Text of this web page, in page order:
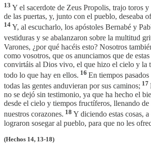
13 Y el sacerdote de Zeus Propolis, trajo toros
de las puertas, y, junto con el pueblo, deseaba
14 Y, al escucharlo, los apóstoles Bernabé y
vestiduras y se abalanzaron sobre la multitud
Varones, ¿por qué hacéis esto? Nosotros
como vosotros, que os anunciamos que de
convirtáis al Dios vivo, el que hizo el cielo y la
todo lo que hay en ellos. 16 En tiempos
todas las gentes anduvieran por sus caminos; 17
no se dejó sin testimonio, ya que ha hecho el
desde el cielo y tiempos fructíferos, llenando de
nuestros corazones. 18 Y diciendo estas cosas, a
lograron sosegar al pueblo, para que no les
(Hechos 14, 13-18)